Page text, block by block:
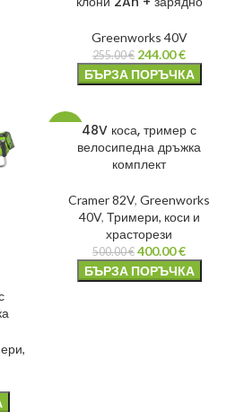
Greenworks 40V
255.00€ 244.00€
БЪРЗА ПОРЪЧКА
48V коса, тример с
велосипедна дръжка
комплект
Cramer 82V, Greenworks
40V, Тримери, коси и
храсторези
500.00€ 400.00€
БЪРЗА ПОРЪЧКА